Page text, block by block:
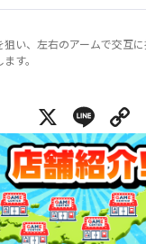
狙い、左右のアームで交互
す。
X Line